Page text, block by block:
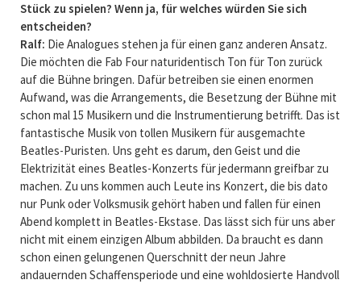
Stück zu spielen? Wenn ja, für welches würden Sie sich
entscheiden?
Ralf: Die Analogues stehen ja für einen ganz anderen Ansatz.
Die möchten die Fab Four naturidentisch Ton für Ton zurück
auf die Bühne bringen. Dafür betreiben sie einen enormen
Aufwand, was die Arrangements, die Besetzung der Bühne mit
schon mal 15 Musikern und die Instrumentierung betrifft. Das ist
fantastische Musik von tollen Musikern für ausgemachte
Beatles-Puristen. Uns geht es darum, den Geist und die
Elektrizität eines Beatles-Konzerts für jedermann greifbar zu
machen. Zu uns kommen auch Leute ins Konzert, die bis dato
nur Punk oder Volksmusik gehört haben und fallen für einen
Abend komplett in Beatles-Ekstase. Das lässt sich für uns aber
nicht mit einem einzigen Album abbilden. Da braucht es dann
schon einen gelungenen Querschnitt der neun Jahre
andauernden Schaffensperiode und eine wohldosierte Handvoll